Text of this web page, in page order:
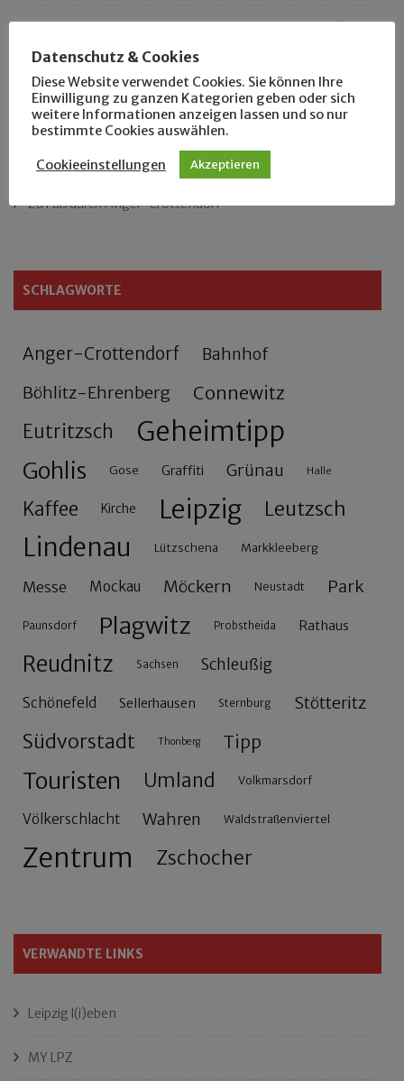
Der Leipziger Schmiedetag von 1904
Rennfahrer in Schönefeld und Zschocher
Zu Fuß durch Anger-Crottendorf
SCHLAGWORTE
Anger-Crottendorf Bahnhof
Böhlitz-Ehrenberg Connewitz
Eutritzsch Geheimtipp
Gohlis Gose Graffiti Grünau Halle
Kaffee Kirche Leipzig Leutzsch
Lindenau Lützschena Markkleeberg
Messe Mockau Möckern Neustadt Park
Paunsdorf Plagwitz Probstheida Rathaus
Reudnitz Sachsen Schleußig
Schönefeld Sellerhausen Sternburg Stötteritz
Südvorstadt Thonberg Tipp
Touristen Umland Volkmarsdorf
Völkerschlacht Wahren Waldstraßenviertel
Zentrum Zschocher
VERWANDTE LINKS
Leipzig l(i)eben
MY LPZ
Datenschutz & Cookies
Diese Website verwendet Cookies. Sie können Ihre
Einwilligung zu ganzen Kategorien geben oder sich
weitere Informationen anzeigen lassen und so nur
bestimmte Cookies auswählen.
Cookieeinstellungen Akzeptieren